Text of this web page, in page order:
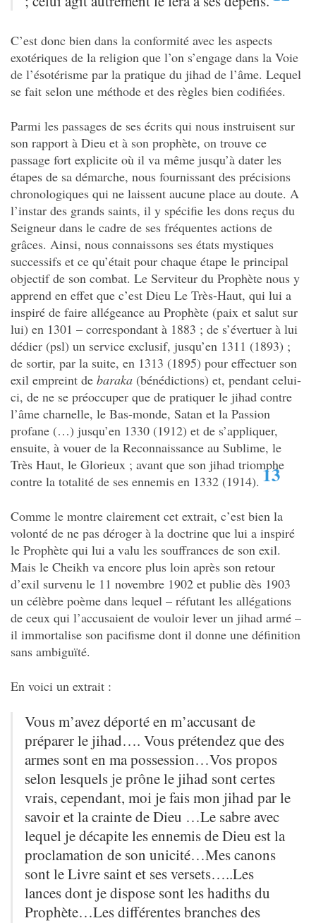
C’est donc bien dans la conformité avec les aspects
exotériques de la religion que l’on s’engage dans la Voie
de l’ésotérisme par la pratique du jihad de l’âme. Lequel
se fait selon une méthode et des règles bien codifiées.
Parmi les passages de ses écrits qui nous instruisent sur
son rapport à Dieu et à son prophète, on trouve ce
passage fort explicite où il va même jusqu’à dater les
étapes de sa démarche, nous fournissant des précisions
chronologiques qui ne laissent aucune place au doute. A
l’instar des grands saints, il y spécifie les dons reçus du
Seigneur dans le cadre de ses fréquentes actions de
grâces. Ainsi, nous connaissons ses états mystiques
successifs et ce qu’était pour chaque étape le principal
objectif de son combat. Le Serviteur du Prophète nous y
apprend en effet que c’est Dieu Le Très-Haut, qui lui a
inspiré de faire allégeance au Prophète (paix et salut sur
lui) en 1301 – correspondant à 1883 ; de s’évertuer à lui
dédier (psl) un service exclusif, jusqu’en 1311 (1893) ;
de sortir, par la suite, en 1313 (1895) pour effectuer son
exil empreint de baraka (bénédictions) et, pendant celui-
ci, de ne se préoccuper que de pratiquer le jihad contre
l’âme charnelle, le Bas-monde, Satan et la Passion
profane (…) jusqu’en 1330 (1912) et de s’appliquer,
ensuite, à vouer de la Reconnaissance au Sublime, le
Très Haut, le Glorieux ; avant que son jihad triomphe
contre la totalité de ses ennemis en 1332 (1914). 13
Comme le montre clairement cet extrait, c’est bien la
volonté de ne pas déroger à la doctrine que lui a inspiré
le Prophète qui lui a valu les souffrances de son exil.
Mais le Cheikh va encore plus loin après son retour
d’exil survenu le 11 novembre 1902 et publie dès 1903
un célèbre poème dans lequel – réfutant les allégations
de ceux qui l’accusaient de vouloir lever un jihad armé –
il immortalise son pacifisme dont il donne une définition
sans ambiguïté.
En voici un extrait :
Vous m’avez déporté en m’accusant de
préparer le jihad…. Vous prétendez que des
armes sont en ma possession…Vos propos
selon lesquels je prône le jihad sont certes
vrais, cependant, moi je fais mon jihad par le
savoir et la crainte de Dieu …Le sabre avec
lequel je décapite les ennemis de Dieu est la
proclamation de son unicité…Mes canons
sont le Livre saint et ses versets…..Les
lances dont je dispose sont les hadiths du
Prophète…Les différentes branches des